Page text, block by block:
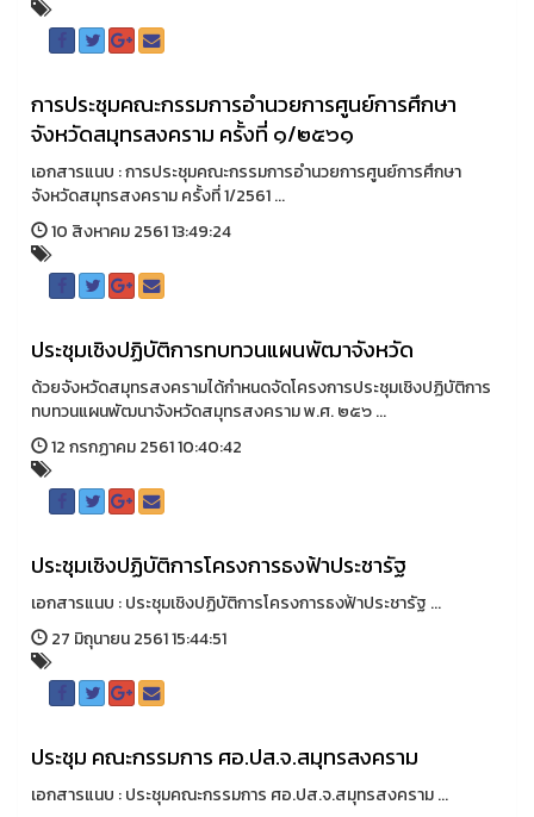
การประชุมคณะกรรมการอำนวยการศูนย์การศึกษา
จังหวัดสมุทรสงคราม ครั้งที่ ๑/๒๕๖๑
เอกสารแนบ : การประชุมคณะกรรมการอำนวยการศูนย์การศึกษา
จังหวัดสมุทรสงคราม ครั้งที่ 1/2561 ...
10 สิงหาคม 2561 13:49:24
ประชุมเชิงปฏิบัติการทบทวนแผนพัฒาจังหวัด
ด้วยจังหวัดสมุทรสงครามได้กำหนดจัดโครงการประชุมเชิงปฏิบัติการ
ทบทวนแผนพัฒนาจังหวัดสมุทรสงคราม พ.ศ. ๒๕๖ ...
12 กรกฏาคม 2561 10:40:42
ประชุมเชิงปฏิบัติการโครงการธงฟ้าประชารัฐ
เอกสารแนบ : ประชุมเชิงปฏิบัติการโครงการธงฟ้าประชารัฐ ...
27 มิถุนายน 2561 15:44:51
ประชุม คณะกรรมการ ศอ.ปส.จ.สมุทรสงคราม
เอกสารแนบ : ประชุมคณะกรรมการ ศอ.ปส.จ.สมุทรสงคราม ...